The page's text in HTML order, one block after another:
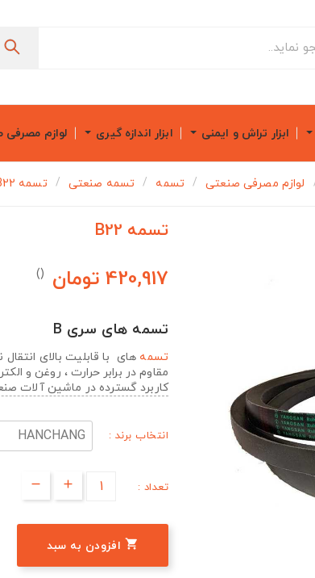
ابزار تراش و ایمنی ابزار اندازه گیری لوازم
لوازم مصرفی صنعتی تسمه تسمه صنعتی تسمه B22
تسمه B22
420,917 تومان ()
تسمه های سری B
تسمه های با قابلیت بالای انتقال
مقاوم در برابر حرارت ، روغن و
کاربرد گسترده در ماشین آلات
انتخاب برند :
تعداد :
 افزودن به سبد